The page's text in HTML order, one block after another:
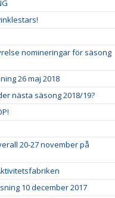
nomineringar för säsong
26 maj 2018
nästa säsong 2018/19?
20-27 november på
10 december 2017